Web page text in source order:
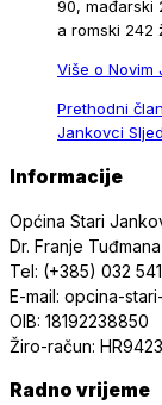
90, mađarski
a romski 242
Više o Novim
Prethodni
Jankovci
Informacije
Općina Stari
Dr. Franje
Tel: (+385) 032
E-mail: opcina-
OIB: 18192238850
Žiro-račun:
Radno vrijeme